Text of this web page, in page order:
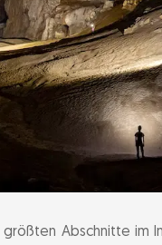
Abschnitte im